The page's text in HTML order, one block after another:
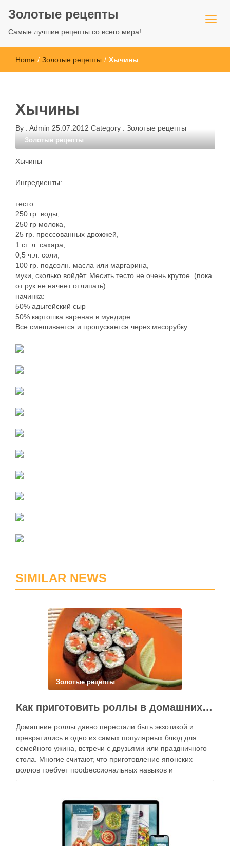
Золотые рецепты
Самые лучшие рецепты со всего мира!
Home / Золотые рецепты / Хычины
Хычины
By : Admin 25.07.2012 Category : Золотые рецепты
Золотые рецепты
Хычины
Ингредиенты:
тесто:
250 гр. воды,
250 гр молока,
25 гр. прессованных дрожжей,
1 ст. л. сахара,
0,5 ч.л. соли,
100 гр. подсолн. масла или маргарина,
муки, сколько войдёт. Месить тесто не очень крутое. (пока
от рук не начнет отлипать).
начинка:
50% адыгейский сыр
50% картошка вареная в мундире.
Все смешивается и пропускается через мясорубку
SIMILAR NEWS
Золотые рецепты
Как приготовить роллы в домашних условиях?
Домашние роллы давно перестали быть экзотикой и
превратились в одно из самых популярных блюд для
семейного ужина, встречи с друзьями или праздничного
стола. Многие считают, что приготовление японских
роллов требует профессиональных навыков и
специального оборудования, однако на практике сделать
кухне. Главное — …